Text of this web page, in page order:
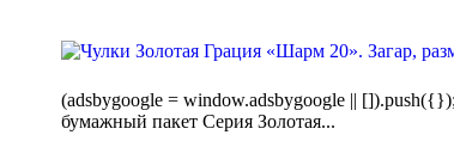
(adsbygoogle = window.adsbygoogle ||
бумажный пакет Серия Золотая...